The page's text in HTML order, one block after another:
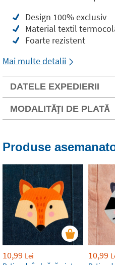
Design 100% exclusiv
Material textil
Foarte rezistent
Mai multe detalii
DATELE EXPEDIERII
MODALITĂȚI DE PLATĂ
Produse
10,99 Lei
10,99